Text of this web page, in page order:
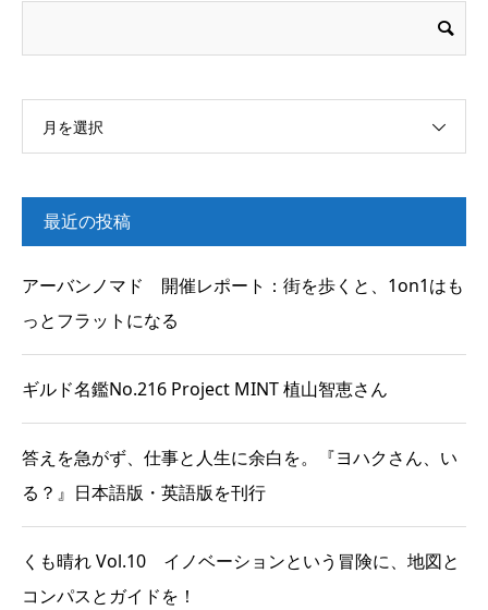
月を選択
最近の投稿
アーバンノマド 開催レポート：街を歩くと、1on1はも
っとフラットになる
ギルド名鑑No.216 Project MINT 植山智恵さん
答えを急がず、仕事と人生に余白を。『ヨハクさん、い
る？』日本語版・英語版を刊行
くも晴れ Vol.10 イノベーションという冒険に、地図と
コンパスとガイドを！